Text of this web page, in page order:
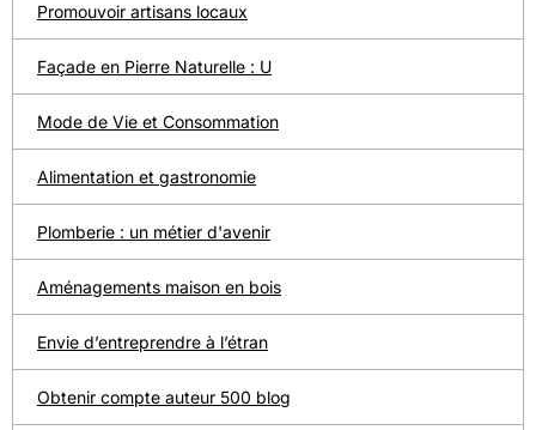
Promouvoir artisans locaux
Façade en Pierre Naturelle : U
Mode de Vie et Consommation
Alimentation et gastronomie
Plomberie : un métier d'avenir
Aménagements maison en bois
Envie d’entreprendre à l’étran
Obtenir compte auteur 500 blog